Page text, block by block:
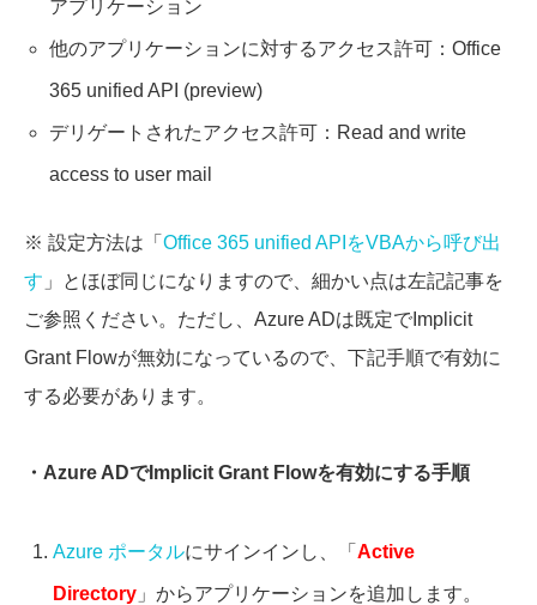
アプリケーション
他のアプリケーションに対するアクセス許可：Office
365 unified API (preview)
デリゲートされたアクセス許可：Read and write
access to user mail
※ 設定方法は「 Office 365 unified APIをVBAから呼び出
す 」とほぼ同じになりますので、細かい点は左記記事を
ご参照ください。ただし、Azure ADは既定でImplicit
Grant Flowが無効になっているので、下記手順で有効に
する必要があります。
・Azure ADでImplicit Grant Flowを有効にする手順
Azure ポータルにサインインし、「 Active
Directory 」からアプリケーションを追加します。